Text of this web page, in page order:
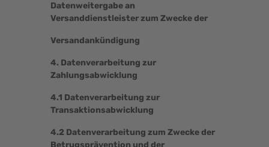
Datenweitergabe an
Versanddienstleister zum Zwecke der
Versandankündigung
4. Datenverarbeitung zur
Zahlungsabwicklung
4.1 Datenverarbeitung zur
Transaktionsabwicklung
4.2 Datenverarbeitung zum Zwecke der